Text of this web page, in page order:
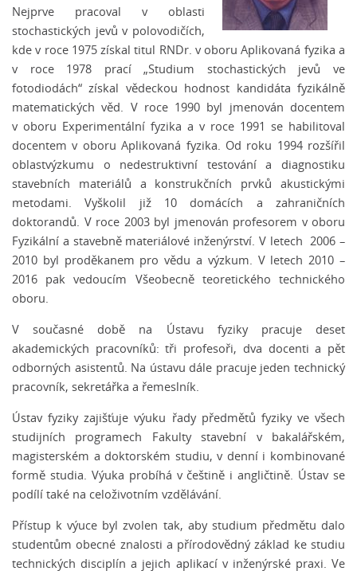
Nejprve pracoval v oblasti
stochastických jevů v polovodičích,
kde v roce 1975 získal titul RNDr. v oboru Aplikovaná fyzika a
v roce 1978 prací „Studium stochastických jevů ve
fotodiodách“ získal vědeckou hodnost kandidáta fyzikálně
matematických věd. V roce 1990 byl jmenován docentem
v oboru Experimentální fyzika a v roce 1991 se habilitoval
docentem v oboru Aplikovaná fyzika. Od roku 1994 rozšířil
oblastvýzkumu o nedestruktivní testování a diagnostiku
stavebních materiálů a konstrukčních prvků akustickými
metodami. Vyškolil již 10 domácích a zahraničních
doktorandů. V roce 2003 byl jmenován profesorem v oboru
Fyzikální a stavebně materiálové inženýrství. V letech 2006 –
2010 byl proděkanem pro vědu a výzkum. V letech 2010 –
2016 pak vedoucím Všeobecně teoretického technického
oboru.
V současné době na Ústavu fyziky pracuje deset
akademických pracovníků: tři profesoři, dva docenti a pět
odborných asistentů. Na ústavu dále pracuje jeden technický
pracovník, sekretářka a řemeslník.
Ústav fyziky zajišťuje výuku řady předmětů fyziky ve všech
studijních programech Fakulty stavební v bakalářském,
magisterském a doktorském studiu, v denní i kombinované
formě studia. Výuka probíhá v češtině i angličtině. Ústav se
podílí také na celoživotním vzdělávání.
Přístup k výuce byl zvolen tak, aby studium předmětu dalo
studentům obecné znalosti a přírodovědný základ ke studiu
technických disciplín a jejich aplikací v inženýrské praxi. Ve